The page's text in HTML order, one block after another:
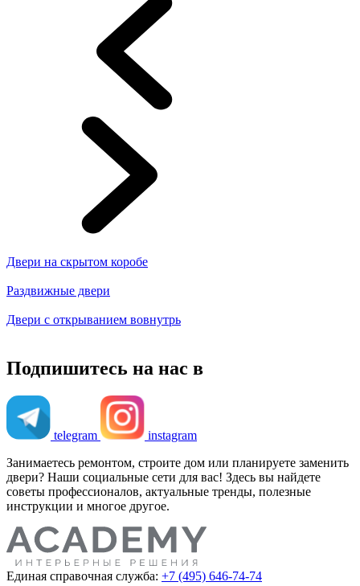
Двери на скрытом коробе
Раздвижные двери
Двери с открыванием вовнутрь
Подпишитесь на нас в
telegram
instagram
Занимаетесь ремонтом, строите дом или планируете заменить
двери? Наши социальные сети для вас! Здесь вы найдете
советы профессионалов, актуальные тренды, полезные
инструкции и многое другое.
Единая справочная служба: +7 (495) 646-74-74